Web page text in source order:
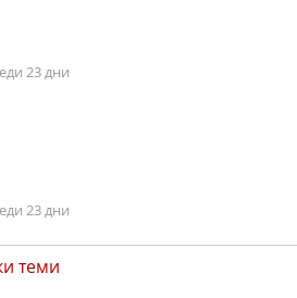
23 дни
23 дни
теми